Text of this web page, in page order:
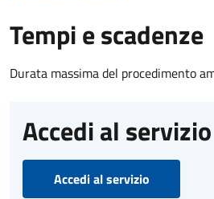
Tempi e scadenze
Durata massima del procedimento
Accedi al servizio
Accedi al servizio